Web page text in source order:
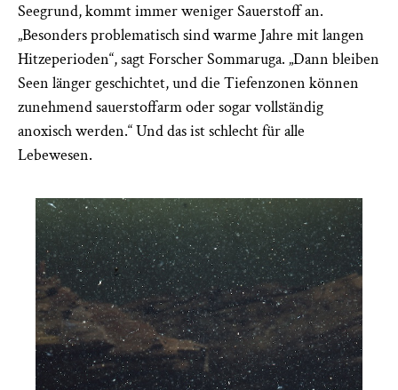
Seegrund, kommt immer weniger Sauerstoff an.
„Besonders problematisch sind warme Jahre mit langen
Hitzeperioden“, sagt Forscher Sommaruga. „Dann bleiben
Seen länger geschichtet, und die Tiefenzonen können
zunehmend sauerstoffarm oder sogar vollständig
anoxisch werden.“ Und das ist schlecht für alle
Lebewesen.